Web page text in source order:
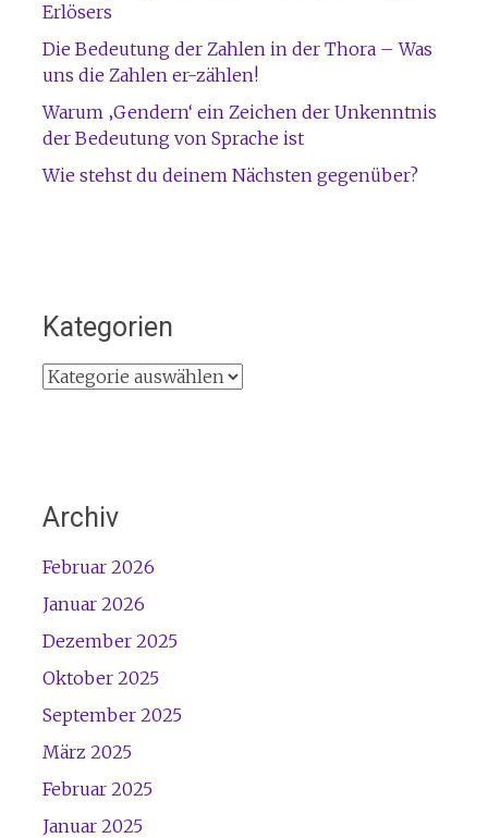
Erlösers
Die Bedeutung der Zahlen in der Thora – Was
uns die Zahlen er-zählen!
Warum ‚Gendern‘ ein Zeichen der Unkenntnis
der Bedeutung von Sprache ist
Wie stehst du deinem Nächsten gegenüber?
Kategorien
Kategorien
Archiv
Februar 2026
Januar 2026
Dezember 2025
Oktober 2025
September 2025
März 2025
Februar 2025
Januar 2025